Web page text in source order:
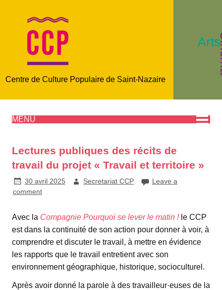
Centre de Culture Populaire de Saint-Nazaire
MENU
Lectures publiques des récits de
travail du projet « Travail et territoire »
30 avril 2025 Secretariat CCP
Leave a
comment
Avec la Compagnie Pourquoi se lever le matin !le CCP
est dans la continuité de son action pour donner à voir, à
comprendre et discuter le travail, à mettre en évidence
les rapports que le travail entretient avec son
environnement géographique, historique, socioculturel.
Après avoir donné la parole à des travailleur·euses de la